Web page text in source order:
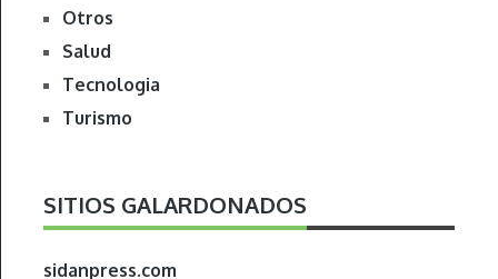
Otros
Salud
Tecnologia
Turismo
SITIOS GALARDONADOS
sidanpress.com